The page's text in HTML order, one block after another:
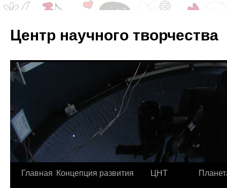
Центр научного творчества
Перейти
Главная Концепция развития
ЦНТ